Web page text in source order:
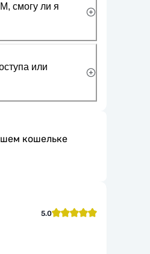
смогу ли я
или
кошельке
5.0